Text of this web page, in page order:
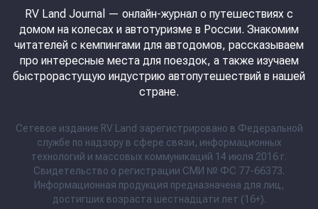
RV Land Journal — онлайн-журнал о путешествиях с
домом на колесах и автотуризме в России. Знакомим
читателей с кемпингами для автодомов, рассказываем
про интересные места для поездок, а также изучаем
быстрорастущую индустрию автопутешествий в нашей
стране.
Сетевое издание RV Land зарегистрировано в Федеральной
службе по надзору в сфере связи, информационных
технологий и массовых коммуникаций 14 июля 2016 г.
Свидетельство о регистрации СМИ № ФС 77-66373.
Информационная продукция предназначена для лиц,
достигших возраста шестнадцати лет (16+).